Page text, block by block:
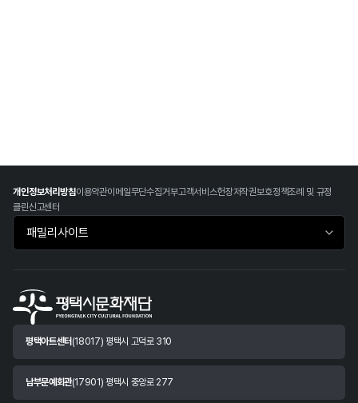
개인정보처리방침이용약관이메일무단수집거부고객서비스헌장저작권보호정책조례 및 규정
클린신고센터
패밀리사이트 바로가기
평택아트센터 (18017) 평택시 고덕로 310
남부문예회관(17901) 평택시 중앙로 277